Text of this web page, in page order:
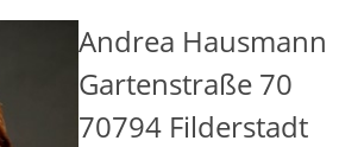
Andrea Hausmann
Gartenstraße 70
70794 Filderstadt